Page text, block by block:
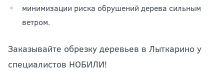
минимизации риска обрушений дерева сильным
ветром.
Заказывайте обрезку деревьев в Лыткарино у
специалистов НОБИЛИ!